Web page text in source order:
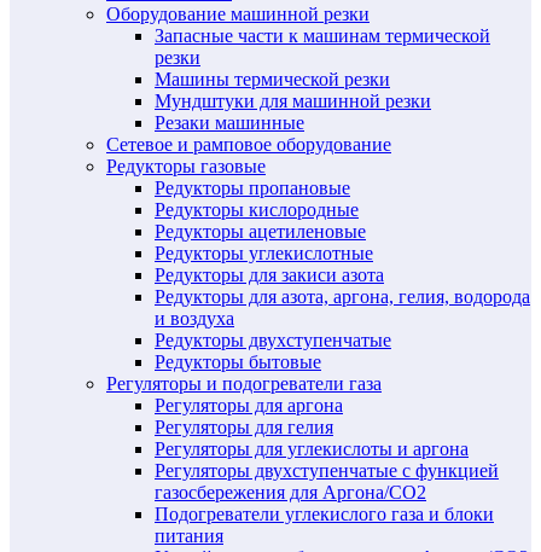
Оборудование машинной резки
Запасные части к машинам термической
резки
Машины термической резки
Мундштуки для машинной резки
Резаки машинные
Сетевое и рамповое оборудование
Редукторы газовые
Редукторы пропановые
Редукторы кислородные
Редукторы ацетиленовые
Редукторы углекислотные
Редукторы для закиси азота
Редукторы для азота, аргона, гелия, водорода
и воздуха
Редукторы двухступенчатые
Редукторы бытовые
Регуляторы и подогреватели газа
Регуляторы для аргона
Регуляторы для гелия
Регуляторы для углекислоты и аргона
Регуляторы двухступенчатые c функцией
газосбережения для Аргона/СО2
Подогреватели углекислого газа и блоки
питания